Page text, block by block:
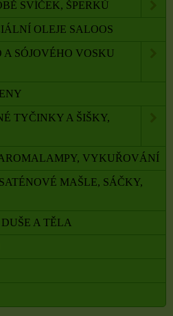
SVÍČEK, ŠPERKŮ
OLEJE SALOOS
SÓJOVÉHO VOSKU
TYČINKY A ŠIŠKY,
VYKUŘOVÁNÍ
MAŠLE, SÁČKY,
A TĚLA